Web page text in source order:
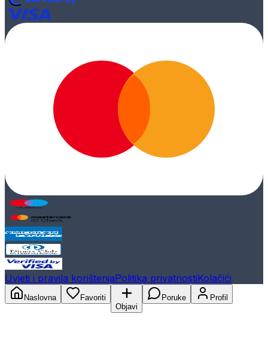
Uvjeti i pravila korištenjaPolitika privatnostiKolačići
Naslovna
Favoriti
Objavi
Poruke Profil